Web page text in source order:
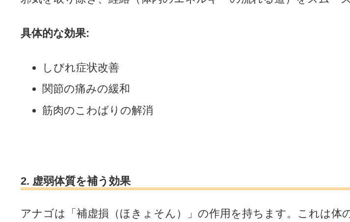
具体的な効果:
しびれ症状改善
関節の痛みの緩和
筋肉のこわばりの解消
2. 虚弱体質を補う効果
アナゴは「補虚損（ほきょそん）」の作用を持ちます。これは体